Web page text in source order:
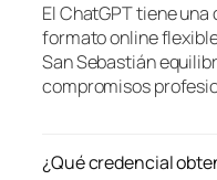
El ChatGPT tiene una
formato online
San Sebastián
compromisos
¿Qué credencial